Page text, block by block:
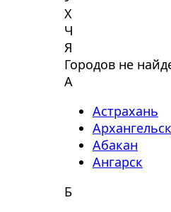
Х
Ч
Я
Городов не
А
Астрахань
Архангельск
Абакан
Ангарск
Б